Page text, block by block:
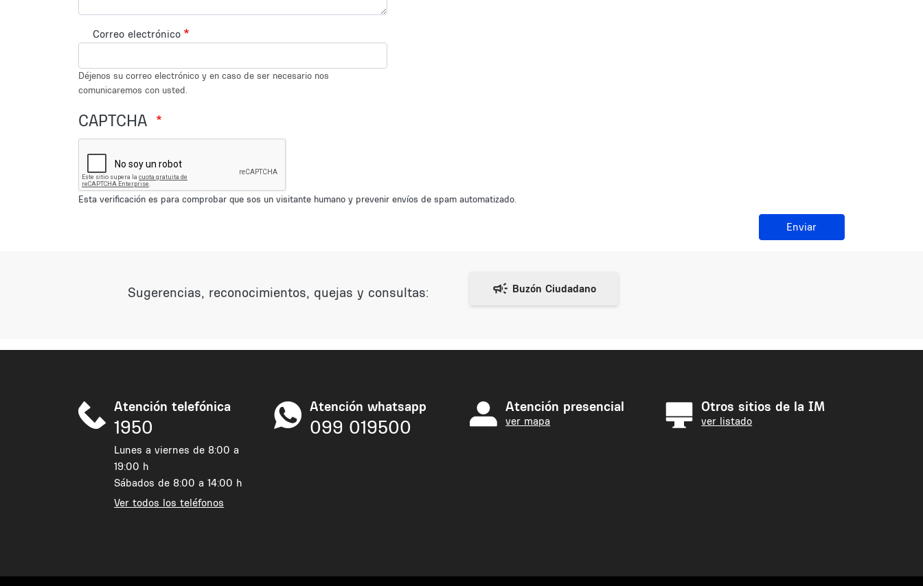
Correo electrónico
Déjenos su correo electrónico y en caso de ser necesario nos
comunicaremos con usted.
CAPTCHA
Esta verificación es para comprobar que sos un visitante humano y prevenir envíos de spam automatizado.
Enviar
Sugerencias, reconocimientos, quejas y consultas:
Atención telefónica
1950
Lunes a viernes de 8:00 a
19:00 h
Sábados de 8:00 a 14:00 h
Ver todos los teléfonos
Atención whatsapp
099 019500
Atención presencial
ver mapa
Otros sitios de la IM
ver listado